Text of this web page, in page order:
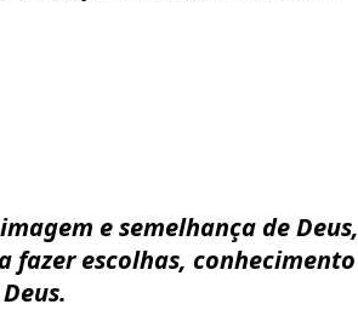
e semelhança de Deus,
escolhas, conhecimento